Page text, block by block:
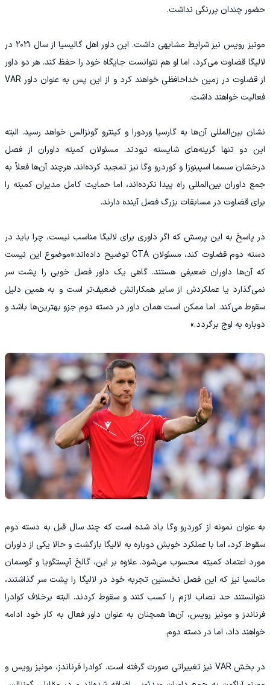
حضور چندان پررنگی نداشت.
مونیز رویس نیز شرایط مشابهی داشت. این داور اهل گالیسیا از سال ۲۰۲۱ در
لالیگا قضاوت می‌کرد، اما او هم نتوانست جایگاه خود را حفظ کند. هر دو داور
از قضاوت در زمین خداحافظی خواهند کرد و از این پس به عنوان داور VAR
فعالیت خواهند داشت.
نشان بین‌المللی آن‌ها به گارسیا وردورا و کینترو گونزالس خواهد رسید. البته
این دو تنها گزینه‌های شایسته نبودند. مسئولان کمیته داوران از فصل
درخشان سسما اسپینوزا و کوردرو وگا نیز تمجید کرده‌اند. هرچند آن‌ها فعلاً به
جمع داوران بین‌المللی راه پیدا نکرده‌اند، اما حمایت کامل مدیران کمیته را
برای قضاوت در مسابقات بزرگ فصل آینده دارند.
در پاسخ به این پرسش که اگر داوری برای لالیگا مناسب نیست، چرا باید در
دسته دوم قضاوت کند، مسئولان CTA توضیح داده‌اند:«موضوع این نیست
که آن‌ها داوران ضعیفی هستند. گاهی یک داور فصل خوبی را پشت سر
نمی‌گذارد یا عملکردش از سایر همکارانش ضعیف‌تر است و به همین دلیل
سقوط می‌کند. اما ممکن است همان داور در دسته دوم جزو بهترین‌ها باشد و
دوباره به اوج برگردد.»
به عنوان نمونه از کوردرو وگا یاد شده است که چند سال قبل به دسته دوم
سقوط کرد، اما با عملکرد خوبش دوباره به لالیگا بازگشت و حالا یکی از داوران
مورد اعتماد کمیته محسوب می‌شود. علاوه بر این، گالخ آپستگویا و گوسمان
مانسیا نیز که این فصل نخستین تجربه خود در لالیگا را پشت سر گذاشتند،
نتوانستند حد نصاب لازم را کسب کنند و سقوط کردند. البته برخلاف کوادرا
فرناندز و مونیز رویس، آن‌ها همچنان به عنوان داور فعال به کار خود ادامه
خواهند داد، اما در دسته دوم.
در بخش VAR نیز تغییراتی صورت گرفته است. کوادرا فرناندز، مونیز رویس و